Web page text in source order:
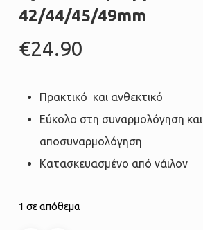
42/44/45/49mm
€24.90
Πρακτικό και ανθεκτικό
Εύκολο στη συναρμολόγηση και
αποσυναρμολόγηση
Κατασκευασμένο από νάιλον
1 σε απόθεμα